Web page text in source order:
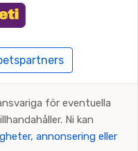
för eventuella
Ni kan
annonsering eller